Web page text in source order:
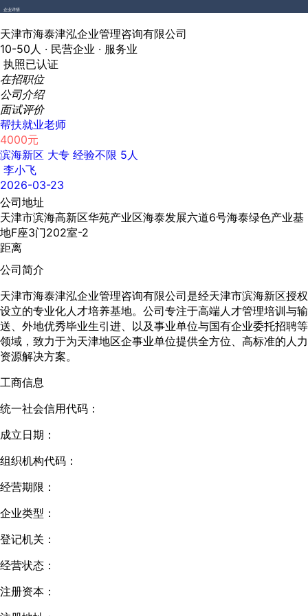
企业详情
天津市海泰津泓企业管理咨询有限公司
10-50人 · 民营企业 · 服务业
执照已认证
在招职位
公司介绍
面试评价
帮扶就业老师
4000元
滨海新区 大专 经验不限 5人
李小飞
2026-03-23
公司地址
天津市滨海高新区华苑产业区海泰发展六道6号海泰绿色产业基
地F座3门202室-2
距离
公司简介
天津市海泰津泓企业管理咨询有限公司是经天津市滨海新区授权
设立的专业化人才培养基地。公司专注于高端人才管理培训与输
送、外地优秀毕业生引进、以及事业单位与国有企业委托招聘等
领域，致力于为天津地区企事业单位提供全方位、高标准的人力
资源解决方案。
工商信息
统一社会信用代码：
成立日期：
组织机构代码：
经营期限：
企业类型：
登记机关：
经营状态：
注册资本：